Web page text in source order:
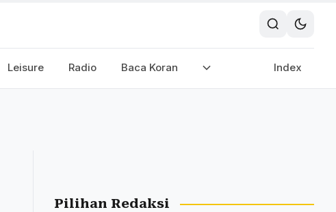
Leisure Radio Baca Koran Index
Pilihan Redaksi